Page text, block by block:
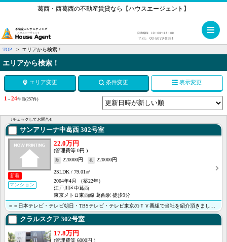
葛西・西葛西の不動産賃貸なら【ハウスエージェント】
TOP エリアから検索！
エリアから検索！
エリア変更 条件変更 表示変更
1 ～24件目 (257件)
↓チェックしてお問合せ
サンアリーナ中葛西 302号室
新着
マンション
22.0万円
0円
220000円
220000円
2SLDK
79.01㎡
2004年4月
（築22年）
江戸川区中葛西
東京メトロ東西線 葛西駅 徒歩9分
クラルスクア 302号室
17.8万円
6000円